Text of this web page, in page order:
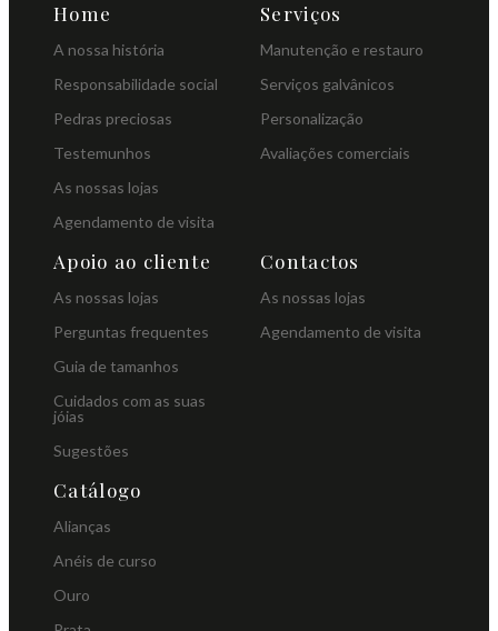
Home
A nossa história
Responsabilidade social
Pedras preciosas
Testemunhos
As nossas lojas
Agendamento de visita
Serviços
Manutenção e restauro
Serviços galvânicos
Personalização
Avaliações comerciais
Apoio ao cliente
As nossas lojas
Perguntas frequentes
Guia de tamanhos
Cuidados com as suas
jóias
Sugestões
Contactos
As nossas lojas
Agendamento de visita
Catálogo
Alianças
Anéis de curso
Ouro